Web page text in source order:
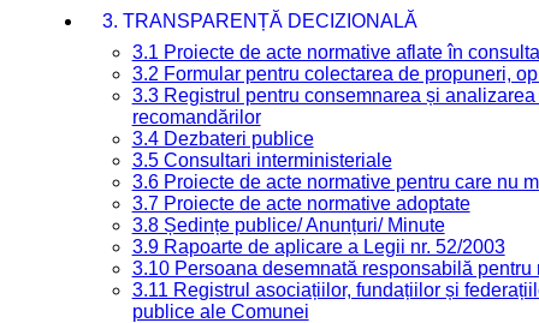
3. TRANSPARENȚĂ DECIZIONALĂ
3.1 Proiecte de acte normative aflate în
3.2 Formular pentru colectarea de propuneri,
3.3 Registrul pentru consemnarea și
recomandărilor
3.4 Dezbateri publice
3.5 Consultari interministeriale
3.6 Proiecte de acte normative pentru care nu
3.7 Proiecte de acte normative adoptate
3.8 Ședințe publice/ Anunțuri/ Minute
3.9 Rapoarte de aplicare a Legii nr. 52/2003
3.10 Persoana desemnată responsabilă
3.11 Registrul asociațiilor, fundațiilor și
publice ale Comunei